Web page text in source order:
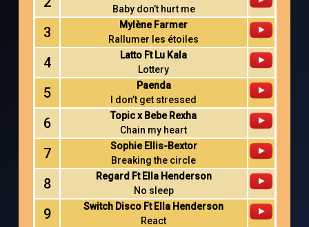
Baby don’t hurt me
3
Mylène Farmer
Rallumer les étoiles
4
Latto Ft Lu Kala
Lottery
5
Paenda
I don’t get stressed
6
Topic x Bebe Rexha
Chain my heart
7
Sophie Ellis-Bextor
Breaking the circle
8
Regard Ft Ella Henderson
No sleep
9
Switch Disco Ft Ella Henderson
React